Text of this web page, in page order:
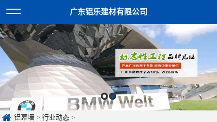
广东铝乐建材有限公司
铝幕墙 >行业动态 >